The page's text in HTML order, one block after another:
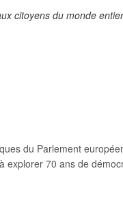
citoyens du monde
du Parlement
explorer 70 ans de